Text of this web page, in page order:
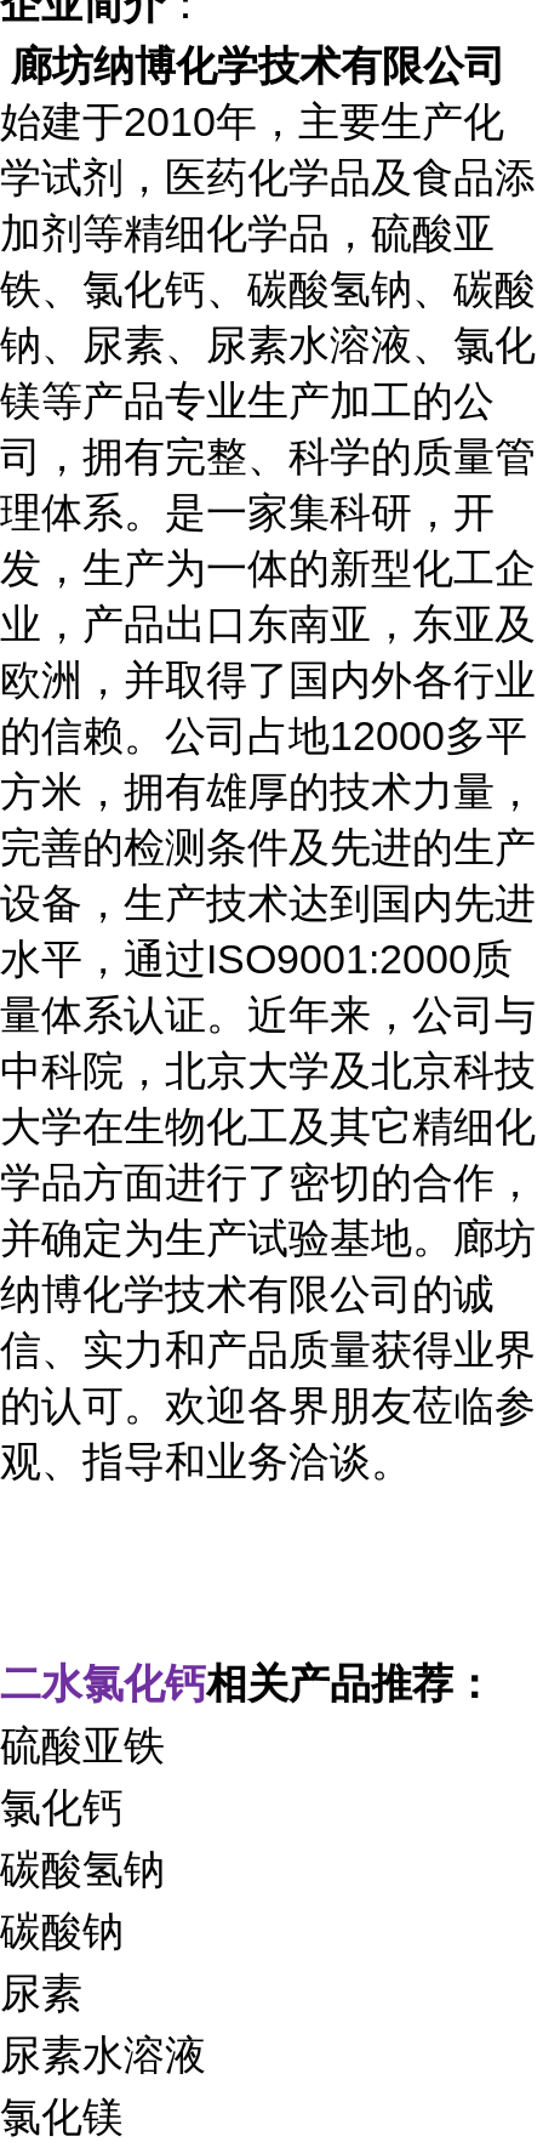
廊坊纳博化学技术有限公司
始建于2010年，主要生产化
学试剂，医药化学品及食品添
加剂等精细化学品，硫酸亚
铁、氯化钙、碳酸氢钠、碳酸
钠、尿素、尿素水溶液、氯化
镁等产品专业生产加工的公
司，拥有完整、科学的质量管
理体系。是一家集科研，开
发，生产为一体的新型化工企
业，产品出口东南亚，东亚及
欧洲，并取得了国内外各行业
的信赖。公司占地12000多平
方米，拥有雄厚的技术力量，
完善的检测条件及先进的生产
设备，生产技术达到国内先进
水平，通过ISO9001:2000质
量体系认证。近年来，公司与
中科院，北京大学及北京科技
大学在生物化工及其它精细化
学品方面进行了密切的合作，
并确定为生产试验基地。廊坊
纳博化学技术有限公司的诚
信、实力和产品质量获得业界
的认可。欢迎各界朋友莅临参
观、指导和业务洽谈。
二水氯化钙相关产品推荐：
硫酸亚铁
氯化钙
碳酸氢钠
碳酸钠
尿素
尿素水溶液
氯化镁